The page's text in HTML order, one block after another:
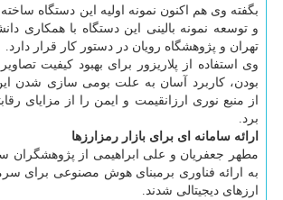
بگفته وی هم اکنون نمونه اولیه این دستگاه
و توسعه نمونه بالینی این دستگاه با همکاری
تهران و پژوهشگاه رویان در دستور کار قرار دارد.
وی استفاده از پلاریزور برای بهبود کیفیت
بودن، کاربرد آسان به علت بومی سازی شدن
از منبع نوری ارزانقیمت و ایمن را از مزایای
برد.
ارائه سامانه ای برای بازار رمزارزها
مطهر جعفریان و علی ابراهیمی از پژوهشگران
به ارائه فناوری برمبنای هوش مصنوعی برای
ارزهای دیجیتالی شدند.